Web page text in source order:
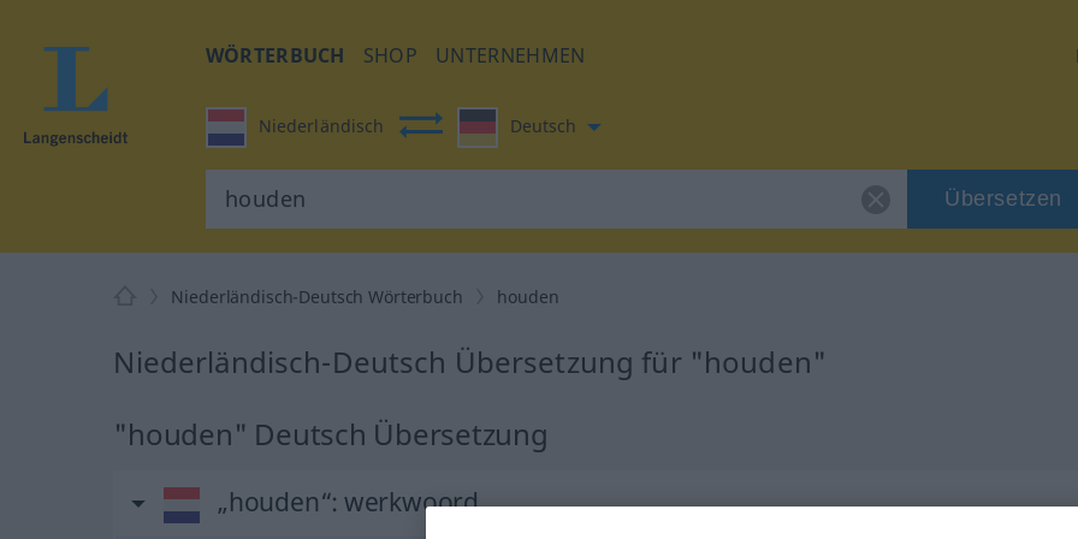
WÖRTERBUCH SHOP UNTERNEHMEN
Niederländisch Deutsch
Übersetzen
Niederländisch-Deutsch Wörterbuch houden
Niederländisch-Deutsch Übersetzung für "houden"
"houden" Deutsch Übersetzung
„houden“: werkwoord